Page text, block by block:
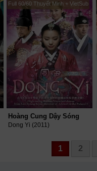
Full 60/60 Thuyết Minh + VietSub
Hoàng Cung Dậy Sóng
Dong Yi (2011)
1 2